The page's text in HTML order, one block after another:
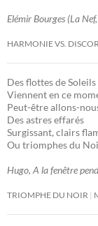
Elémir Bourges (La
HARMONIE VS.
Des flottes de
Viennent en ce
Peut-être allons-
Des astres effarés
Surgissant, clairs
Ou triomphes du
Hugo, A la fenêtre
TRIOMPHE DU NOIR